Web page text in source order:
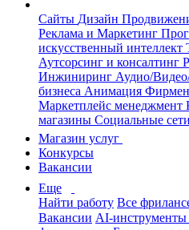
Сайты Дизайн
Реклама и Маркетинг
искусственный интеллект
Аутсорсинг и консалтинг
Инжиниринг Аудио/
бизнеса Анимация
Маркетплейс менеджмент
магазины Социальные сети
Магазин услуг
Конкурсы
Вакансии
Еще
Найти работу Все
Вакансии AI-инструменты